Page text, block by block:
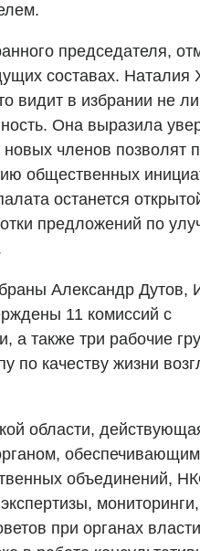
председателя,
составах. Наталия
видит в избрании не
Она выразила
членов позволят
общественных
останется
предложений по
Александр Дутов,
11 комиссий с
а также три рабочие
по качеству жизни
области,
обеспечивающим
объединений,
при органах